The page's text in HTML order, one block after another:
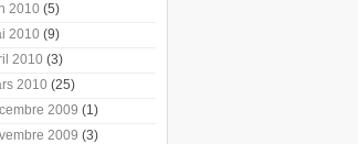
2010 (5)
2010 (9)
2010 (3)
2010 (25)
2009 (1)
2009 (3)